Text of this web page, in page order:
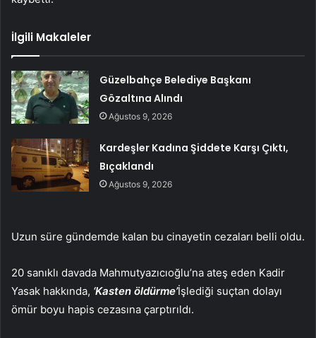
İlgili Makaleler
Güzelbahçe Belediye Başkanı
Gözaltına Alındı
Ağustos 9, 2026
Kardeşler Kadına Şiddete Karşı Çıktı,
Bıçaklandı
Ağustos 9, 2026
Uzun süre gündemde kalan bu cinayetin cezaları belli oldu.
20 sanıklı davada Mahmutyazıcıoğlu’na ateş eden Kadir
Yasak hakkında, ‘Kasten öldürme’İşlediği suçtan dolayı
ömür boyu hapis cezasına çarptırıldı.